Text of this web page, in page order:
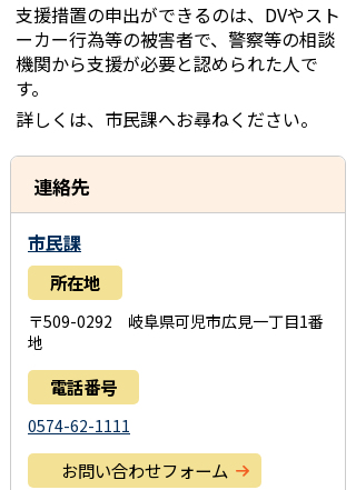
支援措置の申出ができるのは、DVやスト
ーカー行為等の被害者で、警察等の相談
機関から支援が必要と認められた人で
す。
詳しくは、市民課へお尋ねください。
連絡先
市民課
所在地
〒509-0292 岐阜県可児市広見一丁目1番
地
電話番号
0574-62-1111
お問い合わせフォーム